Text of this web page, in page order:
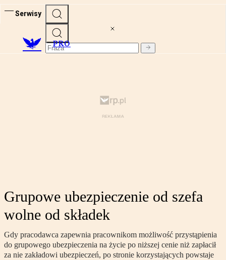
Serwisy
PRO
Grupowe ubezpieczenie od szefa
wolne od składek
Gdy pracodawca zapewnia pracownikom możliwość przystąpienia
do grupowego ubezpieczenia na życie po niższej cenie niż zapłacił
za nie zakładowi ubezpieczeń, po stronie korzystających powstaje